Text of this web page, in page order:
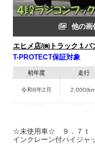
他の画
エヒメ店/㈱トラック１バ
T-PROTECT保証対象
初年度
令和8年2月
走行
愛媛県
W:2,340
H:200
☆未使用車☆ ９．７ｔ
インクレーン付ハイジ